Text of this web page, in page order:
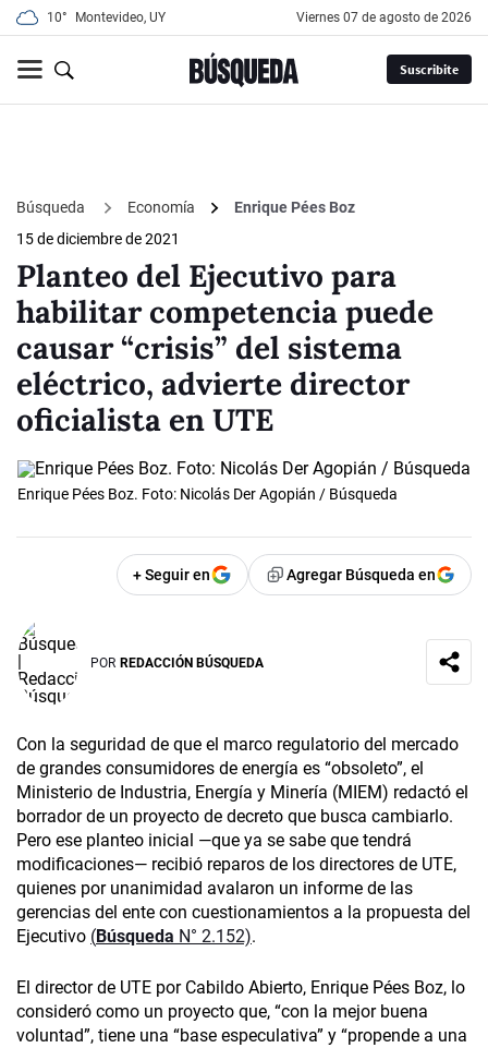
10° Montevideo, UY viernes 07 de agosto de 2026
Suscribite
Búsqueda Economía
Enrique Pées Boz
15 de diciembre de 2021
Planteo del Ejecutivo para
habilitar competencia puede
causar “crisis” del sistema
eléctrico, advierte director
oficialista en UTE
Enrique Pées Boz. Foto: Nicolás Der Agopián / Búsqueda
+ Seguir en Agregar Búsqueda en
POR REDACCIÓN BÚSQUEDA
Con la seguridad de que el marco regulatorio del mercado
de grandes consumidores de energía es “obsoleto”, el
Ministerio de Industria, Energía y Minería (MIEM) redactó el
borrador de un proyecto de decreto que busca cambiarlo.
Pero ese planteo inicial —que ya se sabe que tendrá
modificaciones— recibió reparos de los directores de UTE,
quienes por unanimidad avalaron un informe de las
gerencias del ente con cuestionamientos a la propuesta del
Ejecutivo (Búsqueda N° 2.152).
El director de UTE por Cabildo Abierto, Enrique Pées Boz, lo
consideró como un proyecto que, “con la mejor buena
voluntad”, tiene una “base especulativa” y “propende a una